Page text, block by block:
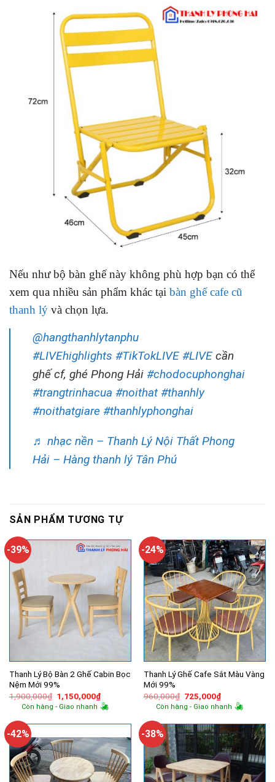
Nếu như bộ bàn ghế này không phù hợp bạn có thể
xem qua nhiều sản phẩm khác tại bàn ghế cafe cũ
thanh lý và chọn lựa.
@hangthanhlytanphu
#LIVEhighlights #TikTokLIVE #LIVEcần
ghế cf, ghé Phong Hải #chodocuphonghai
#trangtrinhacua #noithat #thanhly
#noithatgiare #thanhlyphonghai
♬ nhạc nền – Thanh Lý Nội Thất Phong
Hải – Hàng thanh lý Tân Phú
SẢN PHẨM TƯƠNG TỰ
-39%
Thanh Lý Bộ Bàn 2 Ghế Cabin Bọc
Nệm Mới 99%
1,900,000₫ Giá
gốc
là:
1,150,000₫Giá
hiện
tại
1,150,000₫.
Còn hàng - Giao nhanh
-24%
Thanh Lý Ghế Cafe Sắt Màu Vàng
Mới 99%
960,000₫ Giá
gốc
là:
725,000₫Giá
hiện
tại
725,000₫.
Còn hàng - Giao nhanh
-42% -38%